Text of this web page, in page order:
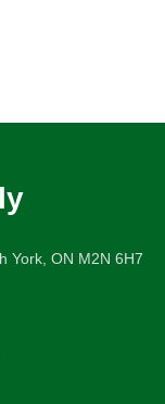
York, ON M2N 6H7